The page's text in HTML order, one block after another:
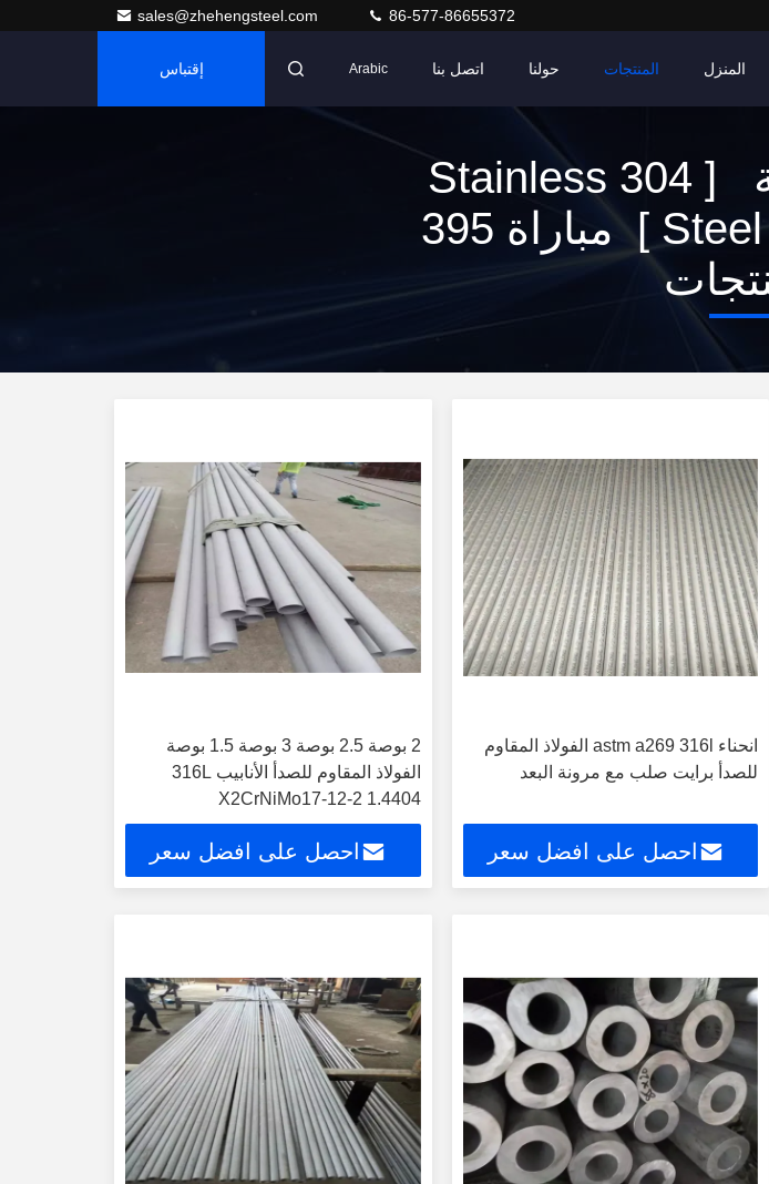
sales@zhehengsteel.com 86-577-86655372
المنزل المنتجات حولنا اتصل بنا Arabic إقتباس
الكلمات الرئيسية [ 304 Stainless
Steel Seamless Pipe ] مباراة 395
انحناء astm a269 316l الفولاذ المقاوم
للصدأ برايت صلب مع مرونة البعد
احصل على افضل سعر
2 بوصة 2.5 بوصة 3 بوصة 1.5 بوصة
الفولاذ المقاوم للصدأ الأنابيب 316L
X2CrNiMo17-12-2 1.4404
احصل على افضل سعر